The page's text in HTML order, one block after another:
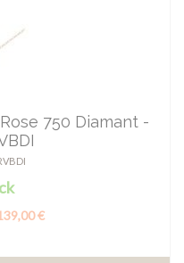
750 Diamant -
€